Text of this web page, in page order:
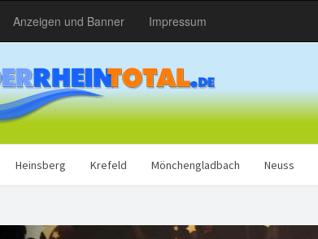
Anzeigen und Banner Impressum
Heinsberg Krefeld Mönchengladbach Neuss